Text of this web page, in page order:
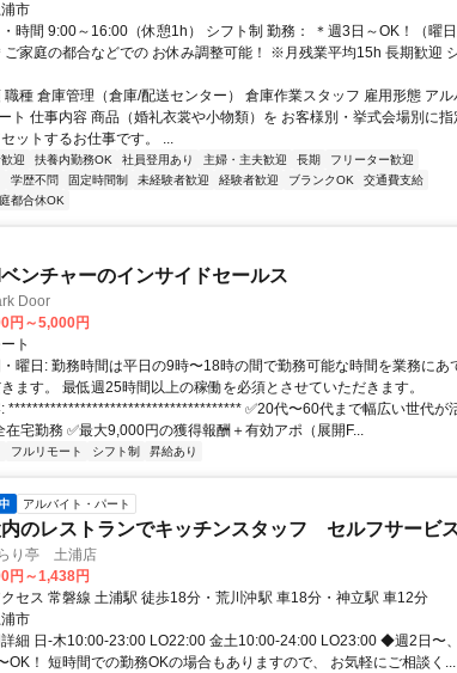
市
時間 9:00～16:00（休憩1h） シフト制 勤務： ＊週3日～OK！（曜
ご家庭の都合などでの お休み調整可能！ ※月残業平均15h 長期歓迎
職種 倉庫管理（倉庫/配送センター） 倉庫作業スタッフ 雇用形態 アル
ト 仕事内容 商品（婚礼衣裳や小物類）を お客様別・挙式会場別に指
ットするお仕事です。 ...
迎 扶養内勤務OK 社員登用あり 主婦・主夫歓迎 長期
フリーター歓迎
学歴不問 固定時間制 未経験者歓迎 経験者歓迎 ブランクOK
交通費支給
都合休OK
ンチャーのインサイドセールス
Door
円～5,000円
ト
曜日: 勤務時間は平日の9時〜18時の間で勤務可能な時間を業務にあ
ます。 最低週25時間以上の稼働を必須とさせていただきます。
*************************************** ✅20代〜60代まで幅広い世代が
在宅勤務 ✅最大9,000円の獲得報酬＋有効アポ（展開F...
フルリモート シフト制 昇給あり
アルバイト・パート
のレストランでキッチンスタッフ セルフサービ
り亭 土浦店
円～1,438円
セス 常磐線 土浦駅 徒歩18分・荒川沖駅 車18分・神立駅 車12分
市
細 日-木10:00-23:00 LO22:00 金土10:00-24:00 LO23:00 ◆週2日〜
OK！ 短時間での勤務OKの場合もありますので、 お気軽にご相談く...